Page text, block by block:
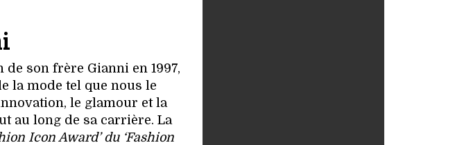
son frère Gianni en 1997,
la mode tel que nous le
le glamour et la
au long de sa carrière. La
Icon Award’ du ‘Fashion